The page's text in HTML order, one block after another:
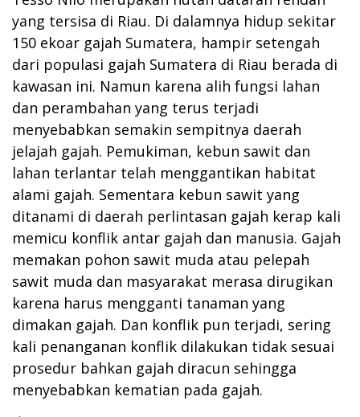
yang tersisa di Riau. Di dalamnya hidup sekitar
150 ekoar gajah Sumatera, hampir setengah
dari populasi gajah Sumatera di Riau berada di
kawasan ini. Namun karena alih fungsi lahan
dan perambahan yang terus terjadi
menyebabkan semakin sempitnya daerah
jelajah gajah. Pemukiman, kebun sawit dan
lahan terlantar telah menggantikan habitat
alami gajah. Sementara kebun sawit yang
ditanami di daerah perlintasan gajah kerap kali
memicu konflik antar gajah dan manusia. Gajah
memakan pohon sawit muda atau pelepah
sawit muda dan masyarakat merasa dirugikan
karena harus mengganti tanaman yang
dimakan gajah. Dan konflik pun terjadi, sering
kali penanganan konflik dilakukan tidak sesuai
prosedur bahkan gajah diracun sehingga
menyebabkan kematian pada gajah.